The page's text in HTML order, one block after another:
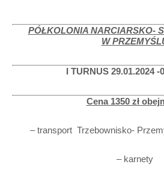
PÓŁKOLONIA NARCIARSKO-
W
I TURNUS 29.01.2024 -
Cena 1350 zł
– transport Trzebownisko-
– karnety